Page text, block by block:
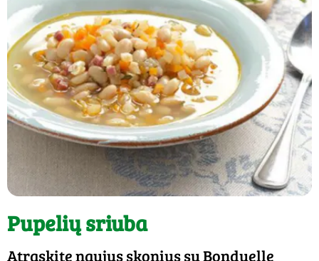
Pupelių sriuba
Atraskite naujus skonius su Bonduelle